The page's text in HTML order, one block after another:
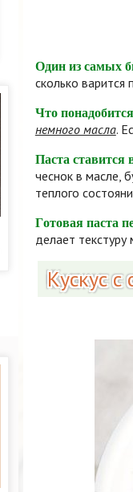
Один из самых
сколько варится
Что
немного масла.
Паста ставится
чеснок в масле,
теплого
Готовая паста
делает
Кускус